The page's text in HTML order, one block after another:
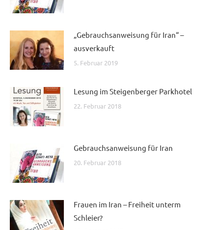
„Gebrauchsanweisung für Iran“ –
ausverkauft
5. Februar 2019
Lesung im Steigenberger Parkhotel
22. Februar 2018
Gebrauchsanweisung für Iran
20. Februar 2018
Frauen im Iran – Freiheit unterm
Schleier?